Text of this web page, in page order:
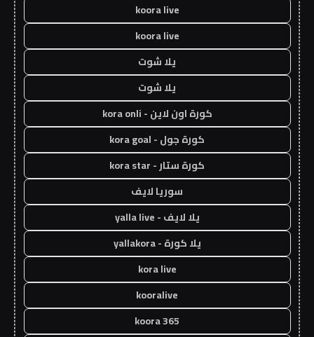
koora live
koora live
يلا شوت
يلا شوت
كورة اون لاين - kora onli
كورة جول - kora goal
كورة ستار - kora star
سوريا لايف
يلا لايف - yalla live
يلا كورة - yallakora
kora live
kooralive
koora 365